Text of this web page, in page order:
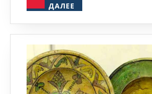
ДАЛЕЕ